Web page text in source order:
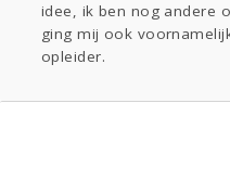
idee, ik ben nog andere
ging mij ook
opleider.